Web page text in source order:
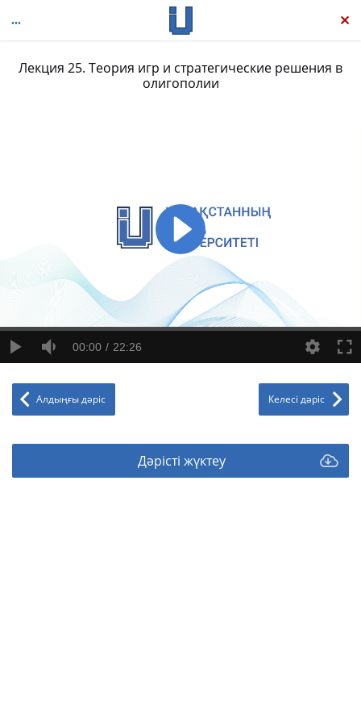
Лекция 25. Теория игр и стратегические решения в
олигополии
00:00 22:26
Алдыңғы дәріс Келесі дәріс
Дәрісті жүктеу